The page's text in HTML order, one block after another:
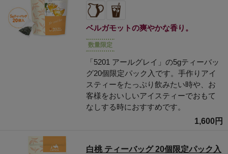
ベルガモットの爽やかな香り。
数量限定
「5201 アールグレイ」の5gティーバッ
グ20個限定パック入です。手作りアイ
スティーをたっぷり飲みたい時や、お
客様をおいしいアイスティーでおもて
なしする時におすすめです。
1,600円
白桃 ティーバッグ 20個限定パック入